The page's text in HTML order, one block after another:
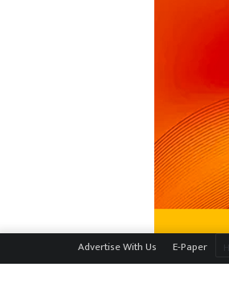
Advertise With Us E-Paper